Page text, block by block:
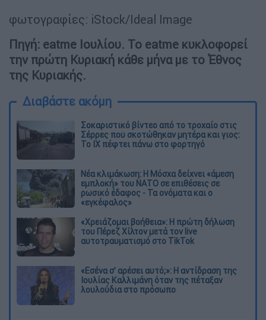
φωτογραφίες: iStock/Ideal Image
Πηγή: eatme Ιουλίου. Το eatme κυκλοφορεί
την πρώτη Κυριακή κάθε μήνα με το Έθνος
της Κυριακής.
Διαβάστε ακόμη
Σοκαριστικό βίντεο από το τροχαίο στις
Σέρρες που σκοτώθηκαν μητέρα και γιος:
Το ΙΧ πέφτει πάνω στο φορτηγό
Νέα κλιμάκωση: Η Μόσχα δείχνει «άμεση
εμπλοκή» του ΝΑΤΟ σε επιθέσεις σε
ρωσικό έδαφος - Τα ονόματα και ο
«εγκέφαλος»
«Χρειάζομαι βοήθεια»: Η πρώτη δήλωση
του Πέρεζ Χίλτον μετά τον live
αυτοτραυματισμό στο TikTok
«Εσένα σ’ αρέσει αυτό;»: Η αντίδραση της
Ιουλίας Καλλιμάνη όταν της πέταξαν
λουλούδια στο πρόσωπο